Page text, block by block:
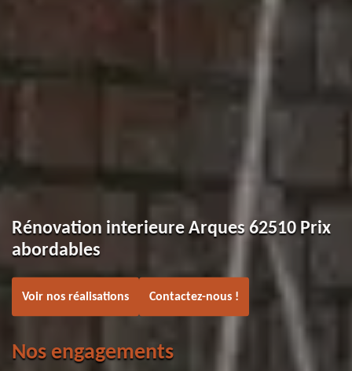
Rénovation interieure Arques 62510 Prix
abordables
Voir nos réalisations Contactez-nous !
Nos engagements